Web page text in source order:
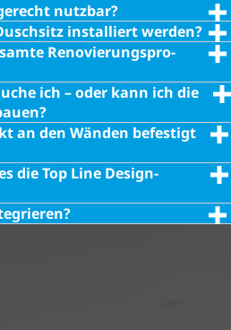
nutzbar?
installiert werden?
Reno­vie­rungs­pro­
ich – oder kann ich die
an den Wänden befestigt
die Top Line Design-